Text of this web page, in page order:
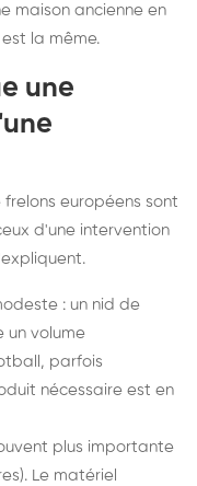
maison ancienne en
la même.
une
européens sont
d'une intervention
: un nid de
un volume
parfois
nécessaire est en
plus importante
Le matériel